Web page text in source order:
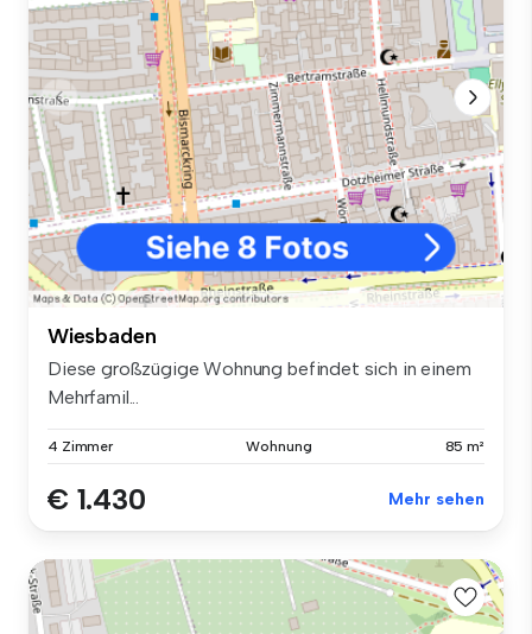
Wiesbaden
Diese großzügige Wohnung befindet sich in einem
Mehrfamil...
4 Zimmer Wohnung 85 m²
€ 1.430 Mehr sehen